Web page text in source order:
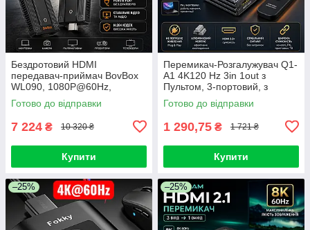
Бездротовий HDMI
передавач-приймач BovBox
WL090, 1080P@60Hz,
2.4/5.8G, до 176 м,
1TX→1RX, Plug&Play
Готово до відправки
7 224 ₴ 10 320 ₴
Купити
Перемикач-Розгалужувач Q1-
A1 4K120 Hz 3in 1out з
Пультом, 3-портовий, з
алюмінієвого сплаву,
підтримка HDR 10
Готово до відправки
1 290,75 ₴ 1 721 ₴
Купити
–25% –25%